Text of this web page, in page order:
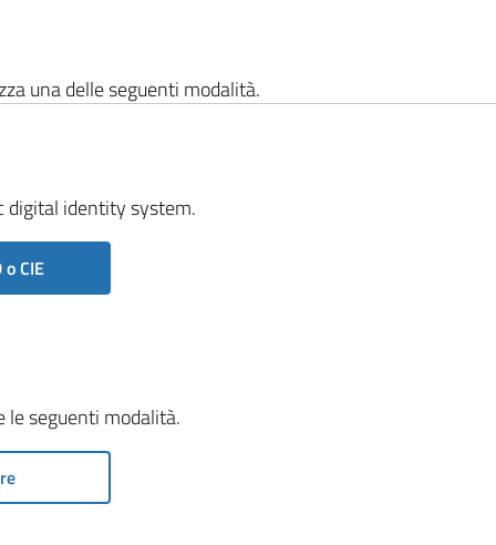
una delle seguenti modalità.
digital identity system.
CIE
le seguenti modalità.